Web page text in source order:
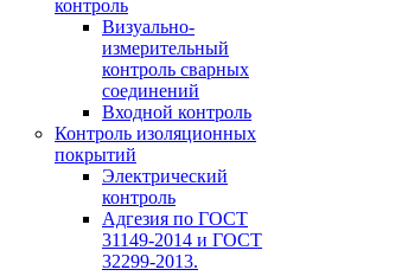
контроль
Визуально-
измерительный
контроль сварных
соединений
Входной контроль
Контроль изоляционных
покрытий
Электрический
контроль
Адгезия по ГОСТ
31149-2014 и ГОСТ
32299-2013.